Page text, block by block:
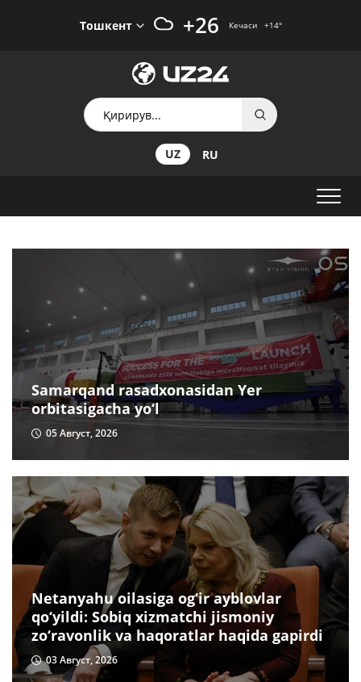
Тошкент +26 Кечаси +14°
UZ RU
Samarqand rasadxonasidan Yer
orbitasigacha yo‘l
05 Август, 2026
Netanyahu oilasiga og‘ir ayblovlar
qo‘yildi: Sobiq xizmatchi jismoniy
zo‘ravonlik va haqoratlar haqida gapirdi
03 Август, 2026